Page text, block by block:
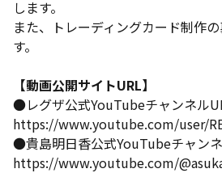
します。
また、トレーディングカード制作
す。
【動画公開サイトURL】
●レグザ公式YouTubeチャンネル
https://www.youtube.com/user/
●貴島明日香公式YouTubeチャンネ
https://www.youtube.com/